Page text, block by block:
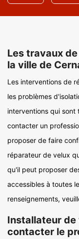
Les travaux
la ville de
Les interventions de
les problèmes
interventions qui
contacter un
proposer de faire
réparateur de velux
qu'il peut proposer
accessibles à toutes
renseignements,
Installateur de
contacter le